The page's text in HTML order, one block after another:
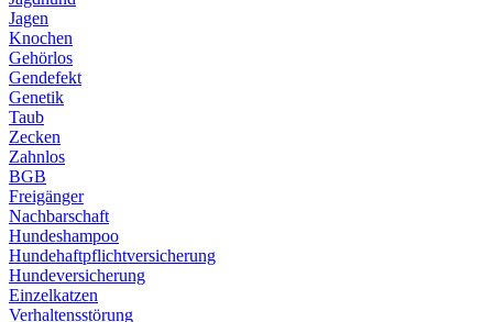
Jagen
Knochen
Gehörlos
Gendefekt
Genetik
Taub
Zecken
Zahnlos
BGB
Freigänger
Nachbarschaft
Hundeshampoo
Hundehaftpflichtversicherung
Hundeversicherung
Einzelkatzen
Verhaltensstörung